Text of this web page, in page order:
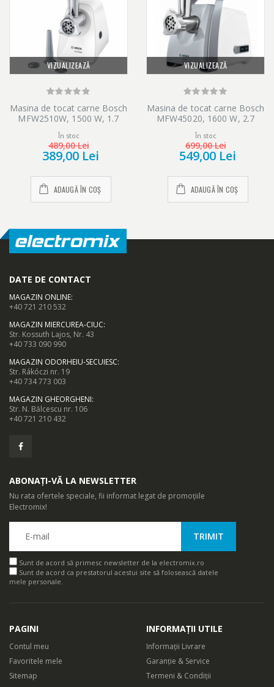
VIZUALIZEAZĂ
Masina de tocat carne Bosch
MFW2510W, 1500 W, 1.7
În stoc
489,00 Lei
389,00 Lei
ADAUGĂ ÎN COȘ
VIZUALIZEAZĂ
Masina de tocat carne Bosch
MFW45020, 1600 W, 2.7
În stoc
699,00 Lei
549,00 Lei
ADAUGĂ ÎN COȘ
DATE DE CONTACT
MAGAZIN ONLINE:
+40 721 210 532
MAGAZIN MIERCUREA-CIUC:
Str. Kossuth Lajos, Nr. 43
+40 733 090 990
MAGAZIN ODORHEIU-SECUIESC:
Str. Rákóczi nr. 19
+40 734 773 003
MAGAZIN GHEORGHENI:
Str. N. Bălcescu nr. 106
+40 721 210 432
ABONAȚI-VĂ LA NEWSLETTER
Nu rata ofertele speciale, fii informat legat de promoțiile
Electromix!
Sunt de acord să primesc newsletter de la electromix.ro
Sunt de acord ca prestatorul acestui site să folosească datele
mele personale.
PAGINI
Contul meu
Favoritele mele
Sitemap
INFORMAȚII UTILE
Informații Livrare
Garanție & Service
Termeni & Condiții